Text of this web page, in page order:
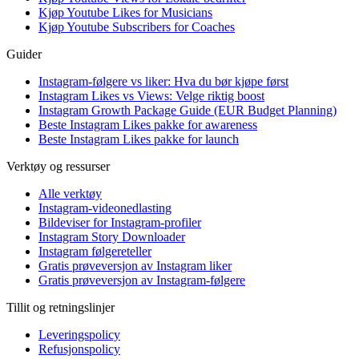
Kjøp Youtube Likes for Musicians
Kjøp Youtube Subscribers for Coaches
Guider
Instagram-følgere vs liker: Hva du bør kjøpe først
Instagram Likes vs Views: Velge riktig boost
Instagram Growth Package Guide (EUR Budget Planning)
Beste Instagram Likes pakke for awareness
Beste Instagram Likes pakke for launch
Verktøy og ressurser
Alle verktøy
Instagram-videonedlasting
Bildeviser for Instagram-profiler
Instagram Story Downloader
Instagram følgereteller
Gratis prøveversjon av Instagram liker
Gratis prøveversjon av Instagram-følgere
Tillit og retningslinjer
Leveringspolicy
Refusjonspolicy